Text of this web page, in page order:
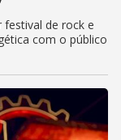
de rock e
com o público